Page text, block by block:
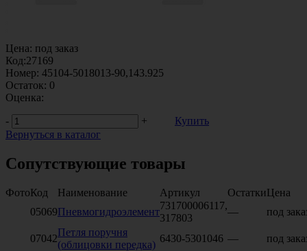
Цена: под заказ
Код:27169
Номер: 45104-5018013-90,143.925
Остаток: 0
Оценка:
-
+
Купить
Вернуться в каталог
Сопутствующие товары
ФотоКод Наименование Артикул ОстаткиЦена
05069Пневмогидроэлемент
731700006117,
317803
— под
07042
Петля поручня
(облицовки передка)
6430-5301046 — под